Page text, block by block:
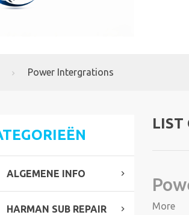
Power Intergrations
LIST
More
ALGEMENE INFO
HARMAN SUB REPAIR